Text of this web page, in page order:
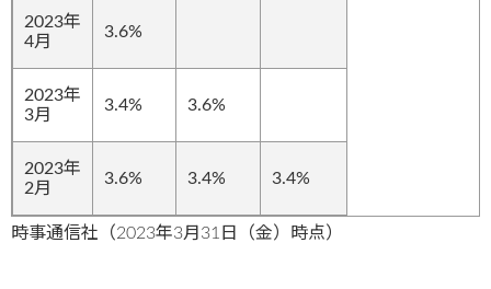
2023年
4月
3.6%
2023年
3月
3.4% 3.6%
2023年
2月
3.6% 3.4% 3.4%
時事通信社（2023年3月31日（金）時点）